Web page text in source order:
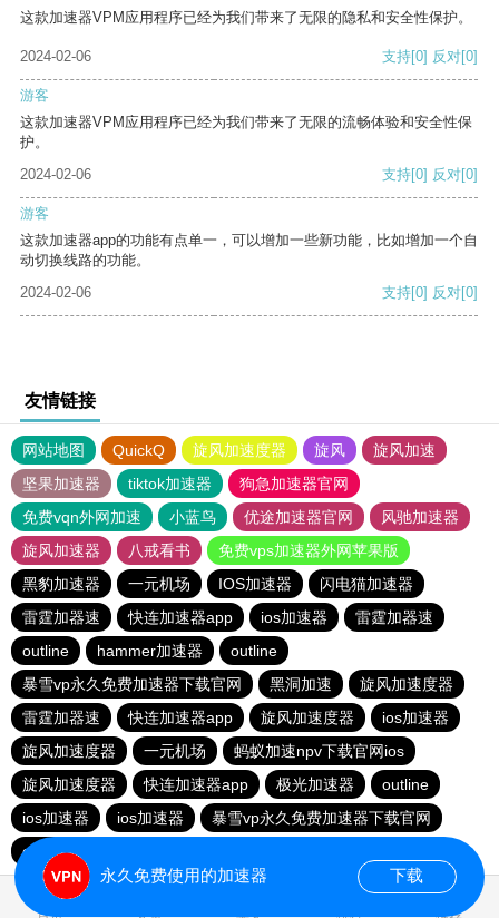
这款加速器VPM应用程序已经为我们带来了无限的隐私和安全性保护。
2024-02-06 支持[0] 反对[0]
游客
这款加速器VPM应用程序已经为我们带来了无限的流畅体验和安全性保
护。
2024-02-06
支持[0] 反对[0]
游客
这款加速器app的功能有点单一，可以增加一些新功能，比如增加一个自
动切换线路的功能。
2024-02-06
支持[0] 反对[0]
友情链接
网站地图 QuickQ 旋风加速度器 旋风
旋风加速
坚果加速器
tiktok加速器
狗急加速器官网
免费vqn外网加速
小蓝鸟 优途加速器官网
风驰加速器
旋风加速器
八戒看书
免费vps加速器外网苹果版
黑豹加速器
一元机场 IOS加速器
闪电猫加速器
雷霆加器速
快连加速器app ios加速器
雷霆加器速
outline
hammer加速器
outline
暴雪vp永久免费加速器下载官网
黑洞加速
旋风加速度器
雷霆加器速
快连加速器app 旋风加速度器
ios加速器
旋风加速度器
一元机场
蚂蚁加速npv下载官网ios
旋风加速度器
快连加速器app 极光加速器
outline
ios加速器
ios加速器
暴雪vp永久免费加速器下载官网
outline
永久免费使用的加速器 下载